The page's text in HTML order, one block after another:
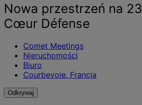
informacje
Nowa przestrzeń na
Cœur Défense
Comet Meetings
Nieruchomości
Biuro
Courbevoie, Francja
Odkrywaj